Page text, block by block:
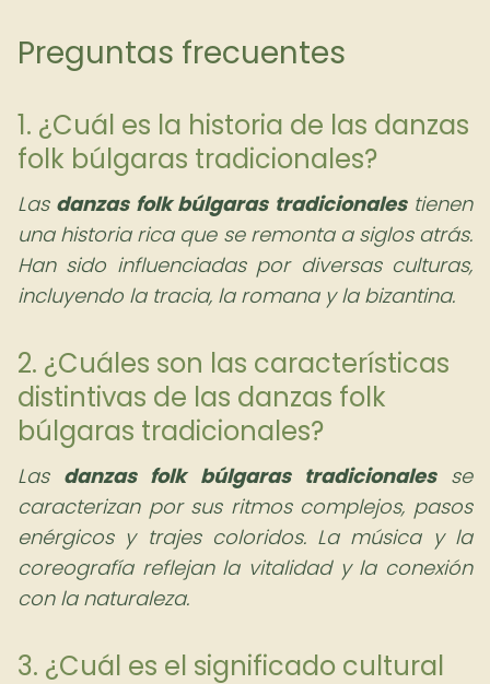
Preguntas frecuentes
1. ¿Cuál es la historia de las danzas
folk búlgaras tradicionales?
Las danzas folk búlgaras tradicionalestienen
una historia rica que se remonta a siglos atrás.
Han sido influenciadas por diversas culturas,
incluyendo la tracia, la romana y la bizantina.
2. ¿Cuáles son las características
distintivas de las danzas folk
búlgaras tradicionales?
Las danzas folk búlgaras tradicionalesse
caracterizan por sus ritmos complejos, pasos
enérgicos y trajes coloridos. La música y la
coreografía reflejan la vitalidad y la conexión
con la naturaleza.
3. ¿Cuál es el significado cultural